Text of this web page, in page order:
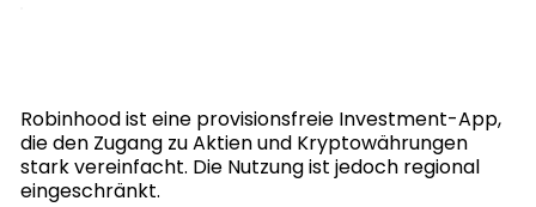
Robinhood ist eine provisionsfreie Investment-App,
die den Zugang zu Aktien und Kryptowährungen
stark vereinfacht. Die Nutzung ist jedoch regional
eingeschränkt.